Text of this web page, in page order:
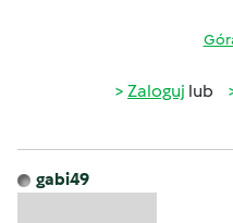
Zaloguj lub
gabi49